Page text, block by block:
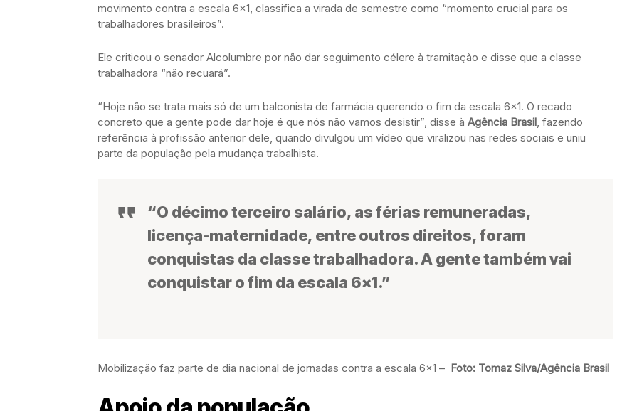
movimento contra a escala 6×1, classifica a virada de semestre como “momento crucial para os
trabalhadores brasileiros”.
Ele criticou o senador Alcolumbre por não dar seguimento célere à tramitação e disse que a classe
trabalhadora “não recuará”.
“Hoje não se trata mais só de um balconista de farmácia querendo o fim da escala 6×1. O recado
concreto que a gente pode dar hoje é que nós não vamos desistir”, disse à Agência Brasil , fazendo
referência à profissão anterior dele, quando divulgou um vídeo que viralizou nas redes sociais e uniu
parte da população pela mudança trabalhista.
“O décimo terceiro salário, as férias remuneradas,
licença-maternidade, entre outros direitos, foram
conquistas da classe trabalhadora. A gente também vai
conquistar o fim da escala 6×1.”
Mobilização faz parte de dia nacional de jornadas contra a escala 6×1 – Foto: Tomaz Silva/Agência Brasil